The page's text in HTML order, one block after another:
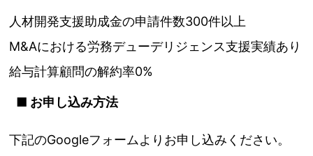
人材開発支援助成金の申請件数300件以上
M&Aにおける労務デューデリジェンス支援実績あり
給与計算顧問の解約率0%
■ お申し込み方法
下記のGoogleフォームよりお申し込みください。